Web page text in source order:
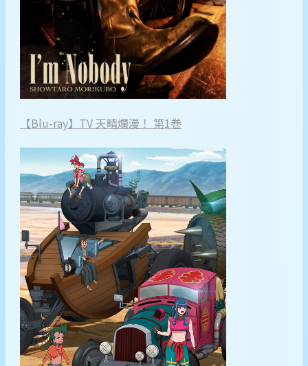
【Blu-ray】TV 天晴爛漫！ 第1巻